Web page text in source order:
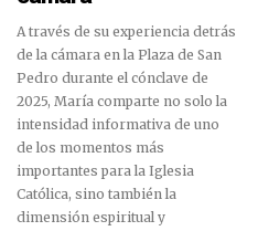
A través de su experiencia detrás
de la cámara en la Plaza de San
Pedro durante el cónclave de
2025, María comparte no solo la
intensidad informativa de uno
de los momentos más
importantes para la Iglesia
Católica, sino también la
dimensión espiritual y